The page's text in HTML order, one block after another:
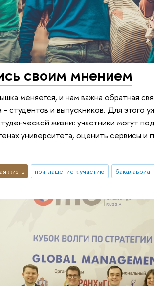
своим мнением
меняется, и нам важна обратная
- студентов и выпускников. Для этого
жизни: участники могут
университета, оценить сервисы и
жизнь приглашение к участию бакалавриат